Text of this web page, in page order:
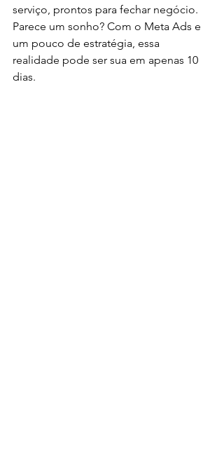
serviço, prontos para fechar negócio.
Parece um sonho? Com o Meta Ads e
um pouco de estratégia, essa
realidade pode ser sua em apenas 10
dias.